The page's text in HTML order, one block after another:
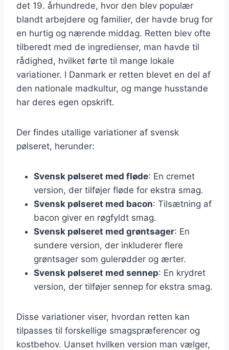
det 19. århundrede, hvor den blev populær
blandt arbejdere og familier, der havde brug for
en hurtig og nærende middag. Retten blev ofte
tilberedt med de ingredienser, man havde til
rådighed, hvilket førte til mange lokale
variationer. I Danmark er retten blevet en del af
den nationale madkultur, og mange husstande
har deres egen opskrift.
Der findes utallige variationer af svensk
pølseret, herunder:
Svensk pølseret med fløde: En cremet
version, der tilføjer fløde for ekstra smag.
Svensk pølseret med bacon: Tilsætning af
bacon giver en røgfyldt smag.
Svensk pølseret med grøntsager: En
sundere version, der inkluderer flere
grøntsager som gulerødder og ærter.
Svensk pølseret med sennep: En krydret
version, der tilføjer sennep for ekstra smag.
Disse variationer viser, hvordan retten kan
tilpasses til forskellige smagspræferencer og
kostbehov. Uanset hvilken version man vælger,